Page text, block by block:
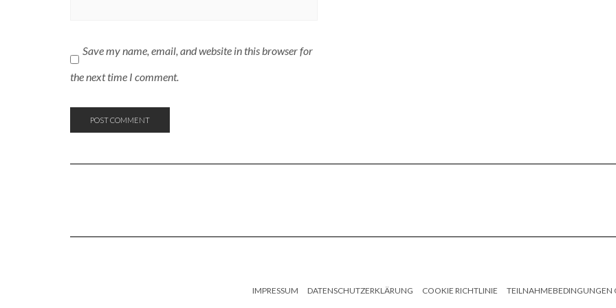
Save my name, email, and website in this browser for
the next time I comment.
IMPRESSUM DATENSCHUTZERKLÄRUNG COOKIE RICHTLINIE TEILNAHMEBEDINGUNGEN